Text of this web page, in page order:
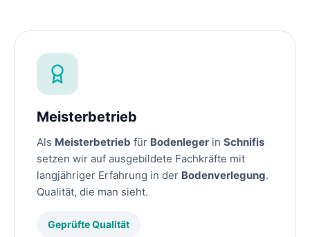
Meisterbetrieb
Als Meisterbetrieb für Bodenleger in Schnifis
setzen wir auf ausgebildete Fachkräfte mit
langjähriger Erfahrung in der Bodenverlegung.
Qualität, die man sieht.
Geprüfte Qualität